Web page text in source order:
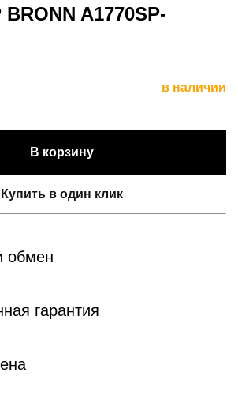
A1770SP-
в наличии
В корзину
Купить в один клик
обмен
гарантия